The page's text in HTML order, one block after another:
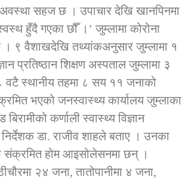
गाउँपालिका जुम्लाको महिला तथा
सम्बन्धी सूचना सन्देश
तातोपानी गाउँपालिका जुम्लाको सूचना
सहज छ । उपाचार देखि खानपिनमा
हुँदै गएका छौँ ।’ जुम्लामा कोरोना
९ वैशाखदेखि तथ्यांकअनुसार जुम्लामा १
प्रतिष्ठान शिक्षण अस्पताल जुम्लामा ३
वटै स्थानीय तहमा ८ सय ११ जनाको
भएको जनस्वास्थ्य कार्यालय जुम्लाका
कर्णाली स्वास्थ्य विज्ञान
डा. राजीव शाहले बताए । उनका
होम आइसोलेसनमा छन् ।
२४ जना, तातोपानीमा ४ जना,